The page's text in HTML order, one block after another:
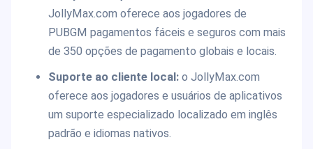
JollyMax.com oferece aos jogadores de
PUBGM pagamentos fáceis e seguros com mais
de 350 opções de pagamento globais e locais.
Suporte ao cliente local:o JollyMax.com
oferece aos jogadores e usuários de aplicativos
um suporte especializado localizado em inglês
padrão e idiomas nativos.